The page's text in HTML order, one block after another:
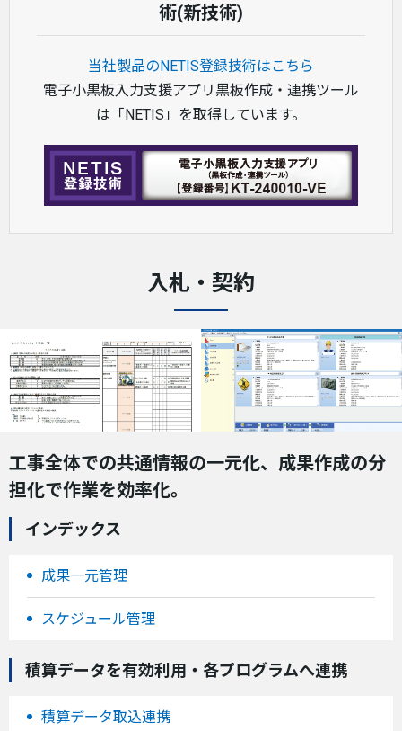
術(新技術)
当社製品のNETIS登録技術はこちら
電子小黒板入力支援アプリ黒板作成・連携ツール
は「NETIS」を取得しています。
入札・契約
工事全体での共通情報の一元化、成果作成の分
担化で作業を効率化。
インデックス
成果一元管理
スケジュール管理
積算データを有効利用・各プログラムへ連携
積算データ取込連携